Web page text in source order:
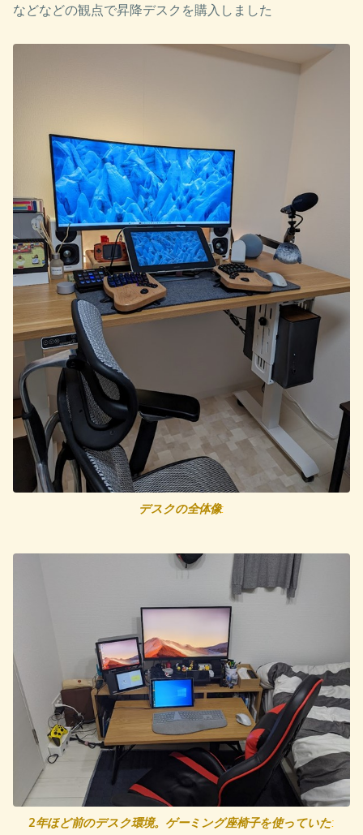
などなどの観点で昇降デスクを購入しました
デスクの全体像:
2年ほど前のデスク環境。ゲーミング座椅子を使っていた: